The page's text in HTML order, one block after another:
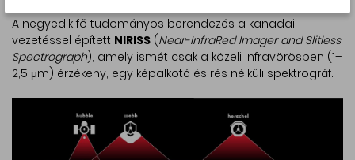
A negyedik fő tudományos berendezés a kanadai
vezetéssel épített NIRISS (Near-InfraRed Imager and Slitless
Spectrograph), amely ismét csak a közeli infravörösben (1–
2,5 μm) érzékeny, egy képalkotó és rés nélküli spektrográf.